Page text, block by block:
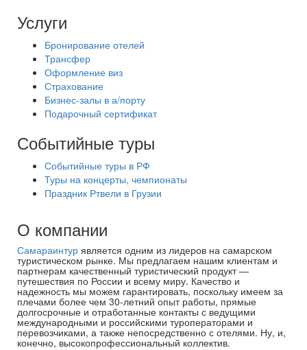
Услуги
Бронирование отелей
Трансфер
Оформление виз
Страхование
Бизнес-залы в а/порту
Подарочный сертификат
Событийные туры
Событийные туры в РФ
Туры на концерты, чемпионаты
Праздник Ртвели в Грузии
О компании
Самараинтур является одним из лидеров на самарском
туристическом рынке. Мы предлагаем нашим клиентам и
партнерам качественный туристический продукт —
путешествия по России и всему миру. Качество и
надежность мы можем гарантировать, поскольку имеем за
плечами более чем 30-летний опыт работы, прямые
долгосрочные и отработанные контакты с ведущими
международными и российскими туроператорами и
перевозчиками, а также непосредственно с отелями. Ну, и,
конечно, высокопрофессиональный коллектив.